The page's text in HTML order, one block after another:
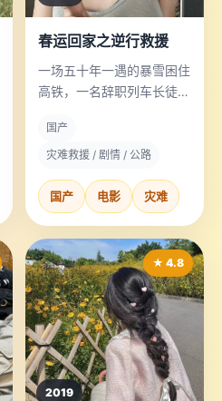
春运回家之逆行救援
一场五十年一遇的暴雪困住
高铁，一名辞职列车长徒步
老人和孩子。
国产
灾难救援 / 剧情 / 公路
国产 电影 灾难
★ 4.8
2019